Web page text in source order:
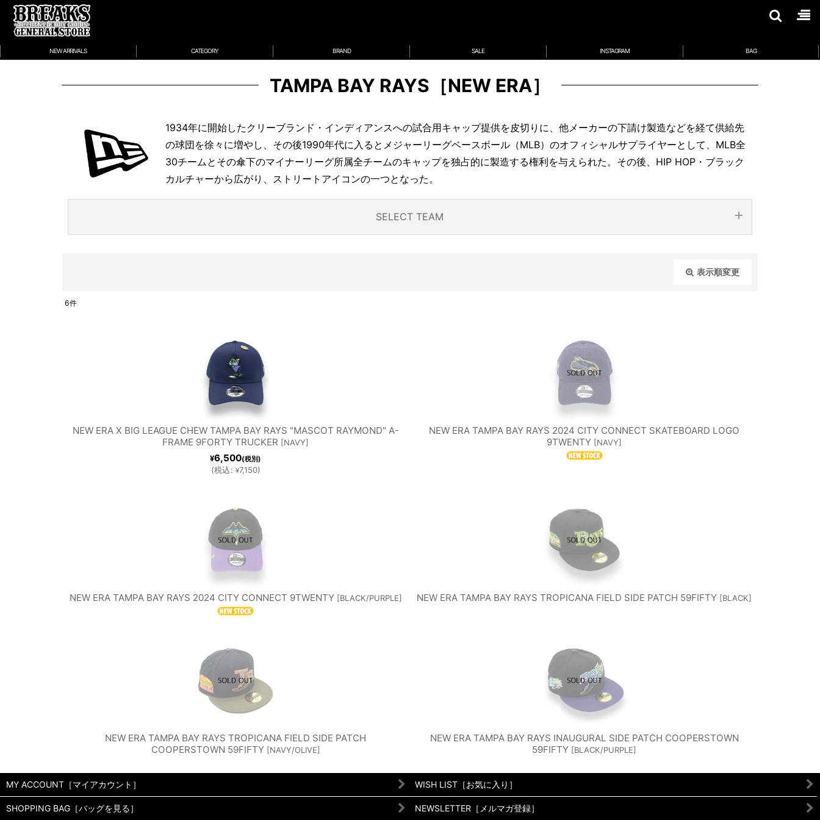
NEW ARRIVALS CATEGORY BRAND SALE INSTAGRAM BAG
TAMPA BAY RAYS［NEW ERA］
1934年に開始したクリーブランド・インディアンスへの試合用キャップ提供を皮切りに、他メーカーの下請け製造などを経て供給先
の球団を徐々に増やし、その後1990年代に入るとメジャーリーグベースボール（MLB）のオフィシャルサプライヤーとして、MLB全
30チームとその傘下のマイナーリーグ所属全チームのキャップを独占的に製造する権利を与えられた。その後、HIP HOP・ブラック
カルチャーから広がり、ストリートアイコンの一つとなった。
SELECT TEAM
BALTIMORE ORIOLES
MIAMI MARLINS MINNESOTA TWINS
OAKLAND ATHLETICS PHILADELPHIA PHILLIES
SEATTLE MARINERS TAMPA BAY RAYS TEXAS RANGERS
WASHINGTON
NATIONALS
MLB OTHER TEAMS
COLLEGE
表示順変更
6件
NEW ERA X BIG LEAGUE CHEW TAMPA BAY RAYS "MASCOT RAYMOND" A-
FRAME 9FORTY TRUCKER [NAVY]
¥6,500(税別)
(税込: ¥7,150)
NEW ERA TAMPA BAY RAYS 2024 CITY CONNECT SKATEBOARD LOGO
9TWENTY [NAVY]
NEW ERA TAMPA BAY RAYS 2024 CITY CONNECT 9TWENTY [BLACK/PURPLE] NEW ERA TAMPA BAY RAYS TROPICANA FIELD SIDE PATCH 59FIFTY [BLACK]
NEW ERA TAMPA BAY RAYS TROPICANA FIELD SIDE PATCH
COOPERSTOWN 59FIFTY [NAVY/OLIVE]
NEW ERA TAMPA BAY RAYS INAUGURAL SIDE PATCH COOPERSTOWN
59FIFTY [BLACK/PURPLE]
MY ACCOUNT［マイアカウント］ WISH LIST［お気に入り］
SHOPPING BAG［バッグを見る］ NEWSLETTER［メルマガ登録］